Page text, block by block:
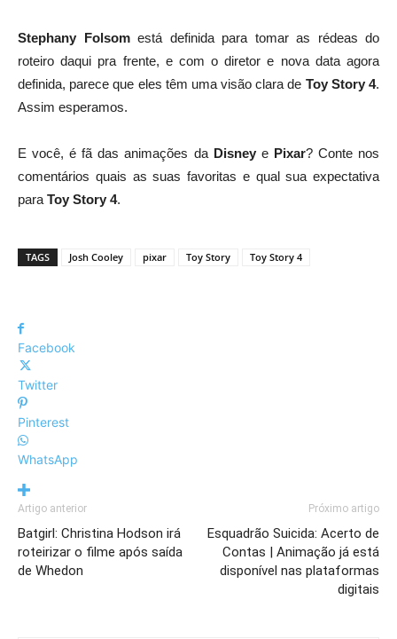
Stephany Folsomestá definida para tomar as rédeas do
roteiro daqui pra frente, e com o diretor e nova data agora
definida, parece que eles têm uma visão clara de Toy Story 4.
Assim esperamos.
E você, é fã das animações da Disneye Pixar? Conte nos
comentários quais as suas favoritas e qual sua expectativa
para Toy Story 4.
TAGS Josh Cooley pixar Toy Story Toy Story 4
Facebook
Twitter
Pinterest
WhatsApp
Artigo anterior
Batgirl: Christina Hodson irá
roteirizar o filme após saída
de Whedon
Próximo artigo
Esquadrão Suicida: Acerto de
Contas | Animação já está
disponível nas plataformas
digitais